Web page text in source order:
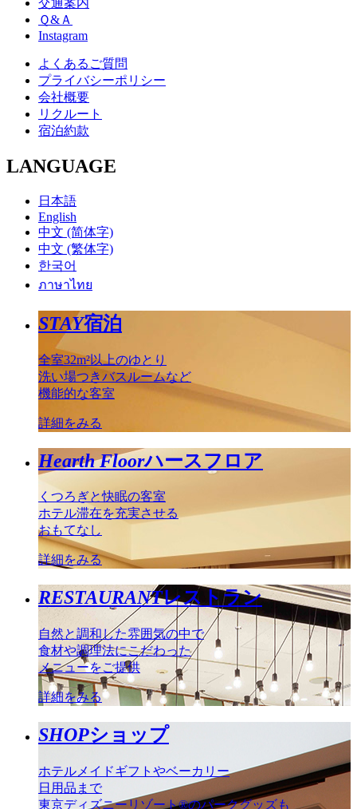
交通案内
Ｑ&Ａ
Instagram
よくあるご質問
プライバシーポリシー
会社概要
リクルート
宿泊約款
LANGUAGE
日本語
English
中文 (简体字)
中文 (繁体字)
한국어
ภาษาไทย
STAY宿泊
全室32m²以上のゆとり
洗い場つきバスルームなど
機能的な客室
詳細をみる
Hearth Floorハースフロア
くつろぎと快眠の客室
ホテル滞在を充実させる
おもてなし
詳細をみる
RESTAURANTレストラン
自然と調和した雰囲気の中で
食材や調理法にこだわった
メニューをご提供
詳細をみる
SHOPショップ
ホテルメイドギフトやベーカリー
日用品まで
東京ディズニーリゾート®のパークグッズも